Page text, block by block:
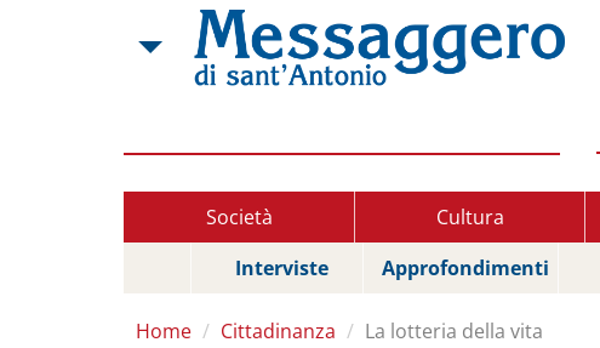
Società Cultura
Interviste
Approfondimenti
Home Cittadinanza La lotteria della vita